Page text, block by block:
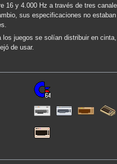
16 y 4.000 Hz a través de tres
sus especificaciones no
los juegos se solían distribuir en
de usar.